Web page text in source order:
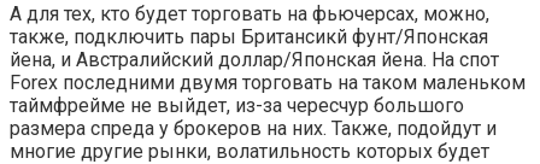
А для тех, кто будет торговать на фьючерсах, можно,
также, подключить пары Британсикй фунт/Японская
йена, и Австралийский доллар/Японская йена. На спот
Forex последними двумя торговать на таком маленьком
таймфрейме не выйдет, из-за чересчур большого
размера спреда у брокеров на них. Также, подойдут и
многие другие рынки, волатильность которых будет